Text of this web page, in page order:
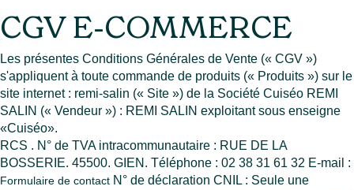
CGV E-COMMERCE
Les présentes Conditions Générales de Vente (« CGV »)
s'appliquent à toute commande de produits (« Produits ») sur le
site internet : remi-salin (« Site ») de la Société Cuiséo REMI
SALIN (« Vendeur ») : REMI SALIN exploitant sous enseigne
«Cuiséo».
RCS . N° de TVA intracommunautaire : RUE DE LA
BOSSERIE. 45500. GIEN. Téléphone : 02 38 31 61 32 E-mail :
Formulaire de contact N° de déclaration CNIL : Seule une